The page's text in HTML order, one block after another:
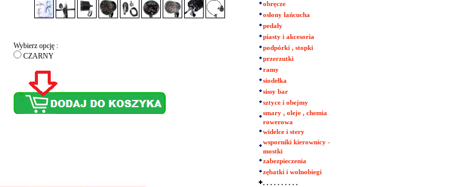
Wybierz opcję :
CZARNY
obręcze
osłony łańcucha
pedały
piasty i akcesoria
podpórki , stopki
przerzutki
ramy
siodełka
sissy bar
sztyce i obejmy
smary , oleje , chemia
rowerowa
widelce i stery
wsporniki kierownicy -
mostki
zabezpieczenia
zębatki i wolnobiegi
. . . . . . . . . .